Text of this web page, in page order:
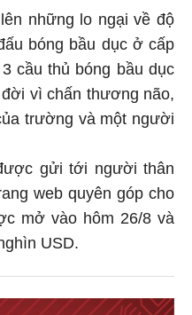
những lo ngại về độ
bóng bầu dục ở cấp
cầu thủ bóng bầu dục
vì chấn thương não,
trường và một người
gửi tới người thân
web quyên góp cho
mở vào hôm 26/8 và
USD.